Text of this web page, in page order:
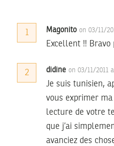
1 Magonito on 03/11/
Excellent !!
2 didine on 03/11/2011
Je suis tunisien,
vous exprimer
lecture de votre
que j’ai
avanciez des